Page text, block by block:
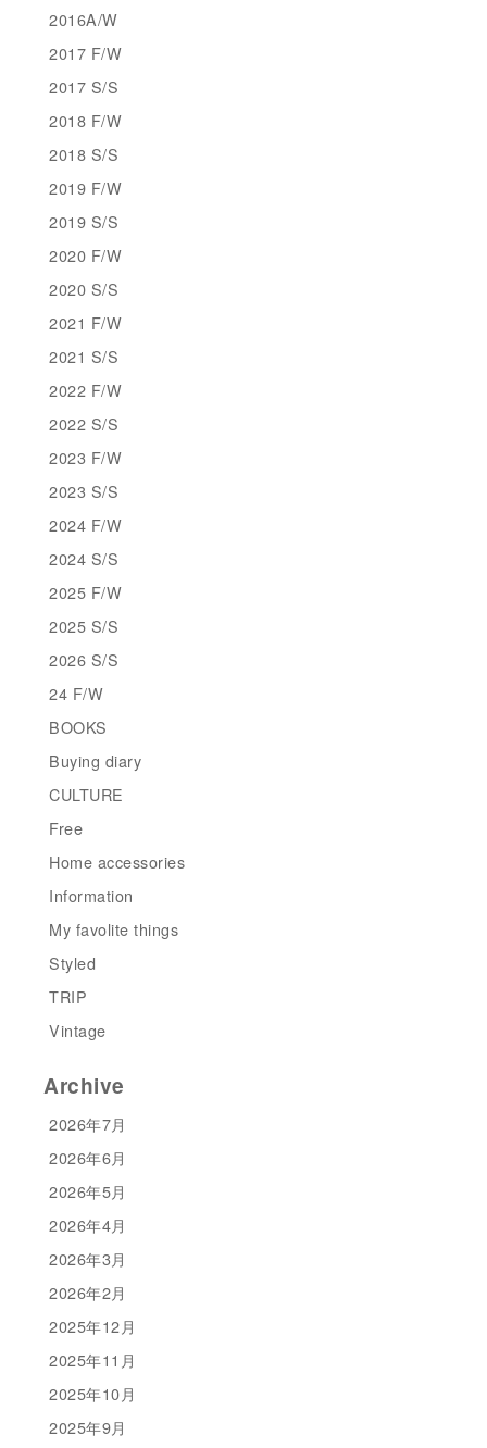
2016A/W
2017 F/W
2017 S/S
2018 F/W
2018 S/S
2019 F/W
2019 S/S
2020 F/W
2020 S/S
2021 F/W
2021 S/S
2022 F/W
2022 S/S
2023 F/W
2023 S/S
2024 F/W
2024 S/S
2025 F/W
2025 S/S
2026 S/S
24 F/W
BOOKS
Buying diary
CULTURE
Free
Home accessories
Information
My favolite things
Styled
TRIP
Vintage
Archive
2026年7月
2026年6月
2026年5月
2026年4月
2026年3月
2026年2月
2025年12月
2025年11月
2025年10月
2025年9月